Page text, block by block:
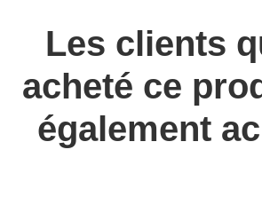
Les clients
acheté ce
également